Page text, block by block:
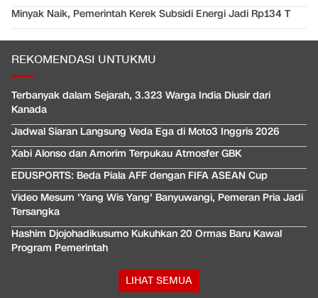
Minyak Naik, Pemerintah Kerek Subsidi Energi Jadi Rp134 T
REKOMENDASI UNTUKMU
Terbanyak dalam Sejarah, 3.323 Warga India Diusir dari
Kanada
Jadwal Siaran Langsung Veda Ega di Moto3 Inggris 2026
Xabi Alonso dan Amorim Terpukau Atmosfer GBK
EDUSPORTS: Beda Piala AFF dengan FIFA ASEAN Cup
Video Mesum 'Yang Wis Yang' Banyuwangi, Pemeran Pria Jadi
Tersangka
Hashim Djojohadikusumo Kukuhkan 20 Ormas Baru Kawal
Program Pemerintah
LIHAT SEMUA